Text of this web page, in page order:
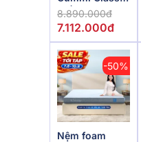
thế hệ mới dày
5/10/15cm
8.890.000đ
7.112.000đ
-50%
Nệm foam